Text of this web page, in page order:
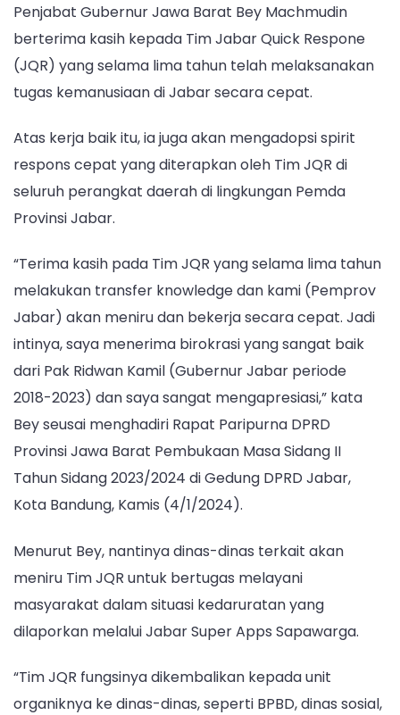
Penjabat Gubernur Jawa Barat Bey Machmudin
berterima kasih kepada Tim Jabar Quick Respone
(JQR) yang selama lima tahun telah melaksanakan
tugas kemanusiaan di Jabar secara cepat.
Atas kerja baik itu, ia juga akan mengadopsi spirit
respons cepat yang diterapkan oleh Tim JQR di
seluruh perangkat daerah di lingkungan Pemda
Provinsi Jabar.
“Terima kasih pada Tim JQR yang selama lima tahun
melakukan transfer knowledge dan kami (Pemprov
Jabar) akan meniru dan bekerja secara cepat. Jadi
intinya, saya menerima birokrasi yang sangat baik
dari Pak Ridwan Kamil (Gubernur Jabar periode
2018-2023) dan saya sangat mengapresiasi,” kata
Bey seusai menghadiri Rapat Paripurna DPRD
Provinsi Jawa Barat Pembukaan Masa Sidang II
Tahun Sidang 2023/2024 di Gedung DPRD Jabar,
Kota Bandung, Kamis (4/1/2024).
Menurut Bey, nantinya dinas-dinas terkait akan
meniru Tim JQR untuk bertugas melayani
masyarakat dalam situasi kedaruratan yang
dilaporkan melalui Jabar Super Apps Sapawarga.
“Tim JQR fungsinya dikembalikan kepada unit
organiknya ke dinas-dinas, seperti BPBD, dinas sosial,